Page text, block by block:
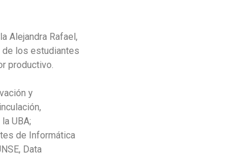
Alejandra Rafael,
de los estudiantes
productivo.
y
UBA;
de Informática
Data